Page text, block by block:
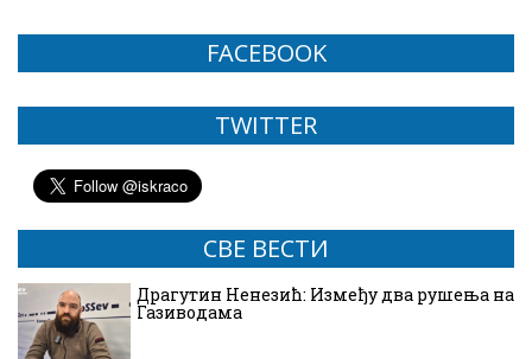
FACEBOOK
TWITTER
СВЕ ВЕСТИ
Драгутин Ненезић: Између два рушења на
Газиводама